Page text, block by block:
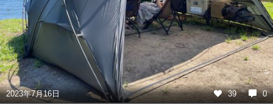
2023年7月16日 39 0